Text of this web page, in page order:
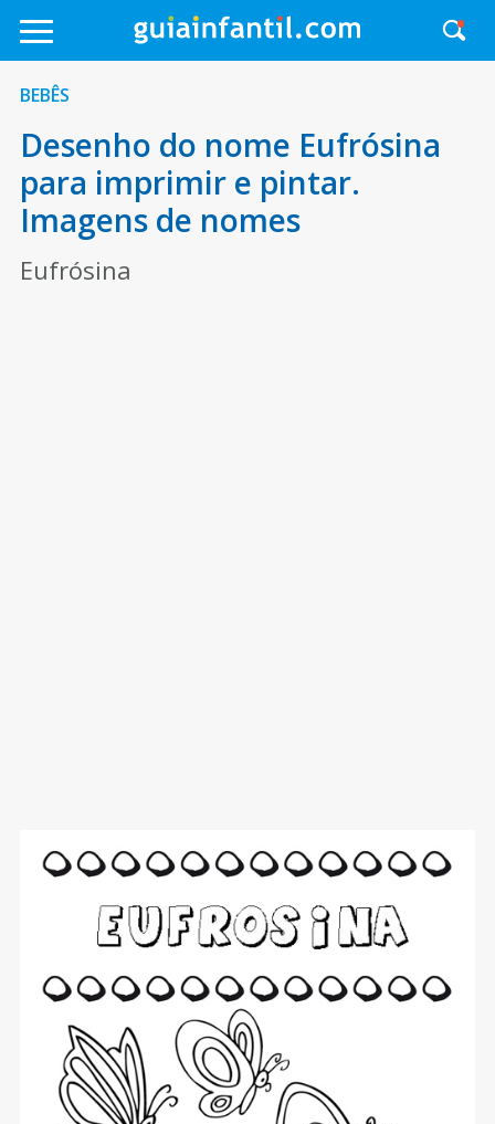
BEBÊS
Desenho do nome Eufrósina
para imprimir e pintar.
Imagens de nomes
Eufrósina